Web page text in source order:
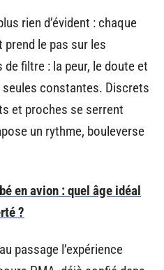
rien d’évident : chaque
prend le pas sur les
filtre : la peur, le doute et
seules constantes. Discrets
et proches se serrent
un rythme, bouleverse
en avion : quel âge idéal
?
passage l’expérience